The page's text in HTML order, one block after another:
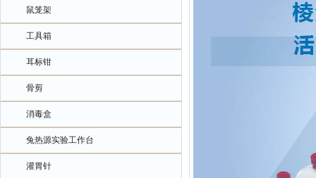
鼠笼架
工具箱
耳标钳
骨剪
消毒盒
兔热源实验工作台
灌胃针